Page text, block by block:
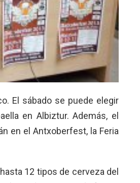
El sábado se puede elegir
en Albiztur. Además, el
en el Antxoberfest, la Feria
12 tipos de cerveza del